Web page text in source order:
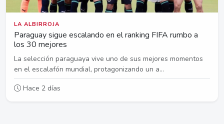
LA ALBIRROJA
Paraguay sigue escalando en el ranking FIFA rumbo a
los 30 mejores
La selección paraguaya vive uno de sus mejores momentos
en el escalafón mundial, protagonizando un a...
Hace 2 días